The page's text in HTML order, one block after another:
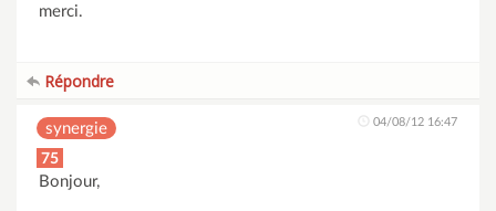
merci.
Répondre
synergie 04/08/12 16:47
75
Bonjour,